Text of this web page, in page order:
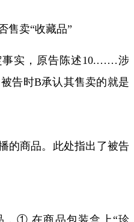
售卖“收藏品”
实，原告陈述10.……涉
告时B承认其售卖的就是
商品。此处指出了被告
，① 在商品包装盒上“珍